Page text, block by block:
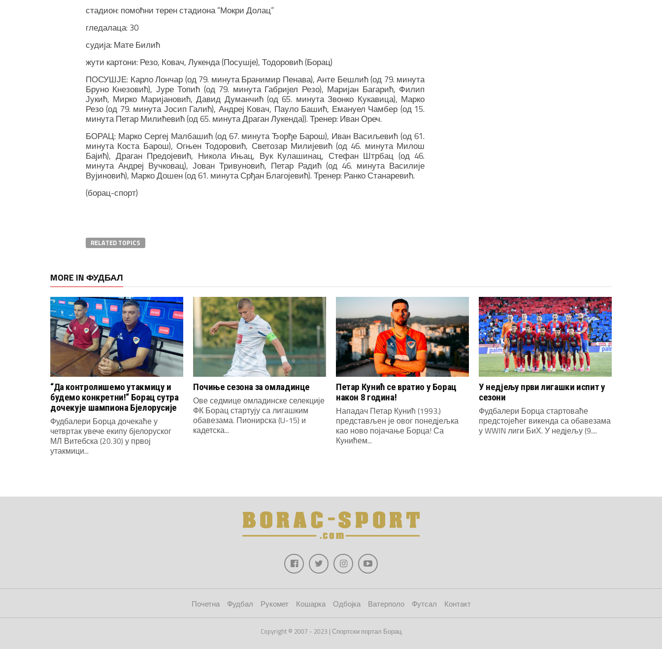
стадион: помоћни терен стадиона “Мокри Долац“
гледалаца: 30
судија: Мате Билић
жути картони: Резо, Ковач, Лукенда (Посушје), Тодоровић (Борац)
ПОСУШЈЕ: Карло Лончар (од 79. минута Бранимир Пенава), Анте Бешлић (од 79. минута
Бруно Кнезовић), Јуре Топић (од 79. минута Габријел Резо), Маријан Багарић, Филип
Јукић, Мирко Маријановић, Давид Думанчић (од 65. минута Звонко Кукавица), Марко
Резо (од 79. минута Јосип Галић), Андреј Ковач, Пауло Башић, Емануел Чамбер (од 15.
минута Петар Милићевић (од 65. минута Драган Лукенда)). Тренер: Иван Ореч.
БОРАЦ: Марко Сергеј Малбашић (од 67. минута Ђорђе Барош), Иван Васиљевић (од 61.
минута Коста Барош), Огњен Тодоровић, Светозар Милијевић (од 46. минута Милош
Бајић), Драган Предојевић, Никола Ињац, Вук Кулашинац, Стефан Штрбац (од 46.
минута Андреј Вучковац), Јован Тривуновић, Петар Радић (од 46. минута Василије
Вујиновић), Марко Дошен (од 61. минута Срђан Благојевић). Тренер: Ранко Станаревић.
(борац-спорт)
RELATED TOPICS
MORE IN ФУДБАЛ
“Да контролишемо утакмицу и
будемо конкретни!“ Борац сутра
дочекује шампиона Бјелорусије
Фудбалери Борца дочекаће у
четвртак увече екипу бјелоруског
МЛ Витебска (20.30) у првој
утакмици...
Почиње сезона за омладинце
Ове седмице омладинске селекције
ФК Борац стартују са лигашким
обавезама. Пионирска (U-15) и
кадетска...
Петар Кунић се вратио у Борац
након 8 година!
Нападач Петар Кунић (1993.)
представљен је овог понедјељка
као ново појачање Борца! Са
Кунићем...
У недјељу први лигашки испит у
сезони
Фудбалери Борца стартоваће
предстојећег викенда са обавезама
у WWIN лиги БиХ. У недјељу (9....
Почетна Фудбал Рукомет Кошарка Одбојка Ватерполо Футсал Контакт
Copyright © 2007 - 2023 | Спортски портал Борац